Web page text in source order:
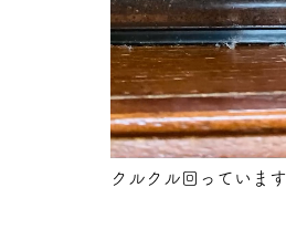
クルクル回っています